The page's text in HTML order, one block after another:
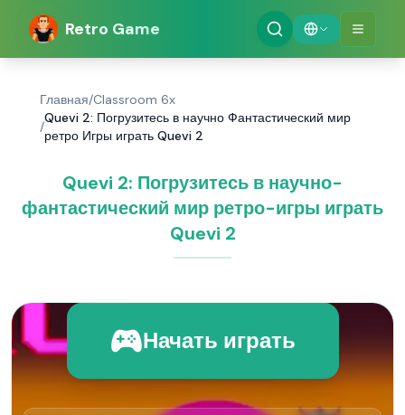
Retro Game
Главная/Classroom 6x
/
Quevi 2: Погрузитесь в научно Фантастический мир
ретро Игры играть Quevi 2
Quevi 2: Погрузитесь в научно-
фантастический мир ретро-игры играть
Quevi 2
Начать играть